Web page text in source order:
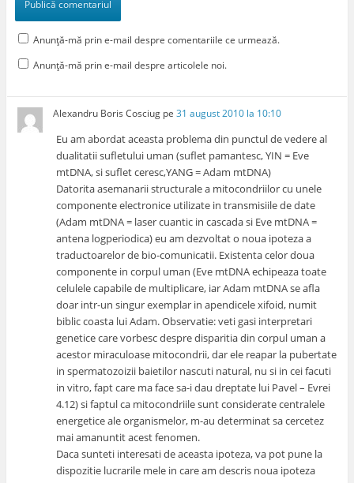
Anunță-mă prin e-mail despre comentariile ce urmează.
Anunță-mă prin e-mail despre articolele noi.
Alexandru Boris Cosciug pe31 august 2010 la 10:10
Eu am abordat aceasta problema din punctul de vedere al
dualitatii sufletului uman (suflet pamantesc, YIN = Eve
mtDNA, si suflet ceresc,YANG = Adam mtDNA)
Datorita asemanarii structurale a mitocondriilor cu unele
componente electronice utilizate in transmisiile de date
(Adam mtDNA = laser cuantic in cascada si Eve mtDNA =
antena logperiodica) eu am dezvoltat o noua ipoteza a
traductoarelor de bio-comunicatii. Existenta celor doua
componente in corpul uman (Eve mtDNA echipeaza toate
celulele capabile de multiplicare, iar Adam mtDNA se afla
doar intr-un singur exemplar in apendicele xifoid, numit
biblic coasta lui Adam. Observatie: veti gasi interpretari
genetice care vorbesc despre disparitia din corpul uman a
acestor miraculoase mitocondrii, dar ele reapar la pubertate
in spermatozoizii baietilor nascuti natural, nu si in cei facuti
in vitro, fapt care ma face sa-i dau dreptate lui Pavel – Evrei
4.12) si faptul ca mitocondriile sunt considerate centralele
energetice ale organismelor, m-au determinat sa cercetez
mai amanuntit acest fenomen.
Daca sunteti interesati de aceasta ipoteza, va pot pune la
dispozitie lucrarile mele in care am descris noua ipoteza